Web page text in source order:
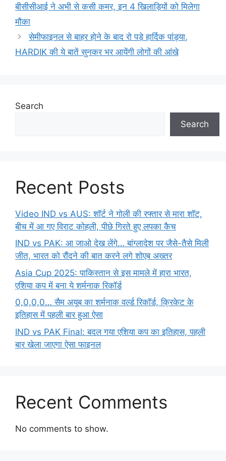
बीसीसीआई ने अभी से कसी कमर, इन 4 खिलाड़ियों को मिलेगा
मौका
सेमीफाइनल से बाहर होने के बाद रो पड़े हार्दिक पांड्या,
HARDIK की ये बातें सुनकर भर आयेंगी लोगों की आंखे
Search
Search
Recent Posts
Video IND vs AUS: शॉर्ट ने गोली की रफ्तार से मारा शॉट,
बीच में आ गए विराट कोहली, पीछे गिरते हुए लपका कैच
IND vs PAK: आ जाओ देख लेंगे… बांग्लादेश पर जैसे-तैसे मिली
जीत, भारत को रौंदने की बात करने लगे शोएब अख्तर
Asia Cup 2025: पाकिस्तान से इस मामले में हारा भारत,
एशिया कप में बना ये शर्मनाक रिकॉर्ड
0,0,0,0… सैम अयूब का शर्मनाक वर्ल्ड रिकॉर्ड, क्रिकेट के
इतिहास में पहली बार हुआ ऐसा
IND vs PAK Final: बदल गया एशिया कप का इतिहास, पहली
बार खेला जाएगा ऐसा फाइनल
Recent Comments
No comments to show.